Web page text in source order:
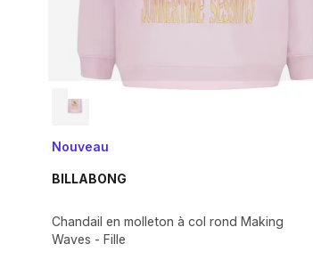
Nouveau
BILLABONG
Chandail en molleton à col rond Making
Waves - Fille